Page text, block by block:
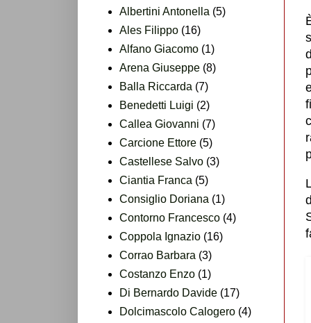
Albertini Antonella (5)
Ales Filippo (16)
Alfano Giacomo (1)
Arena Giuseppe (8)
Balla Riccarda (7)
Benedetti Luigi (2)
Callea Giovanni (7)
Carcione Ettore (5)
Castellese Salvo (3)
Ciantia Franca (5)
Consiglio Doriana (1)
Contorno Francesco (4)
Coppola Ignazio (16)
Corrao Barbara (3)
Costanzo Enzo (1)
Di Bernardo Davide (17)
Dolcimascolo Calogero (4)